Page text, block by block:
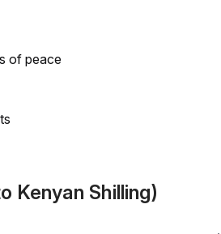
of peace
Kenyan Shilling)